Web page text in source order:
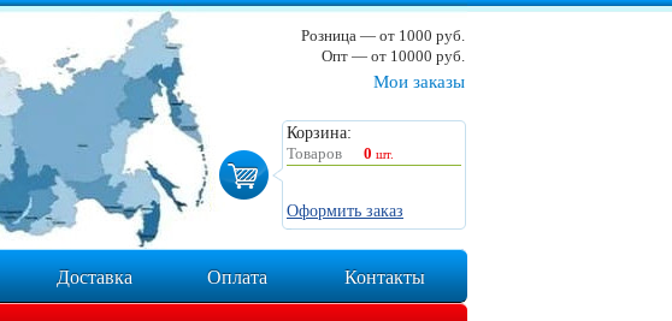
Мои заказы
Корзина:
Товаров
0 шт.
Оформить заказ
Розница — от 1000 руб.
Опт — от 10000 руб.
Доставка Оплата Контакты